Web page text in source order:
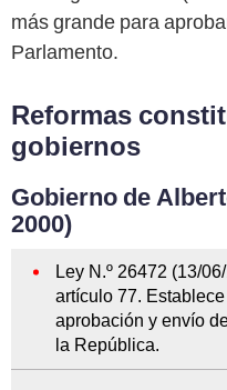
más grande para
Parlamento.
Reformas
gobiernos
Gobierno de
2000)
Ley N.º 26472 (13/
artículo 77.
aprobación y envío
la República.